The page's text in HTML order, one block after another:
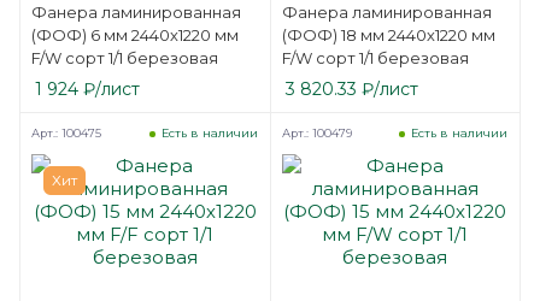
Фанера ламинированная
(ФОФ) 6 мм 2440х1220 мм
F/W сорт 1/1 березовая
1 924 ₽/лист
Фанера ламинированная
(ФОФ) 18 мм 2440х1220 мм
F/W сорт 1/1 березовая
3 820.33 ₽/лист
Хит
Есть в наличии
Арт.: 100475 Есть в наличии
Арт.: 100479